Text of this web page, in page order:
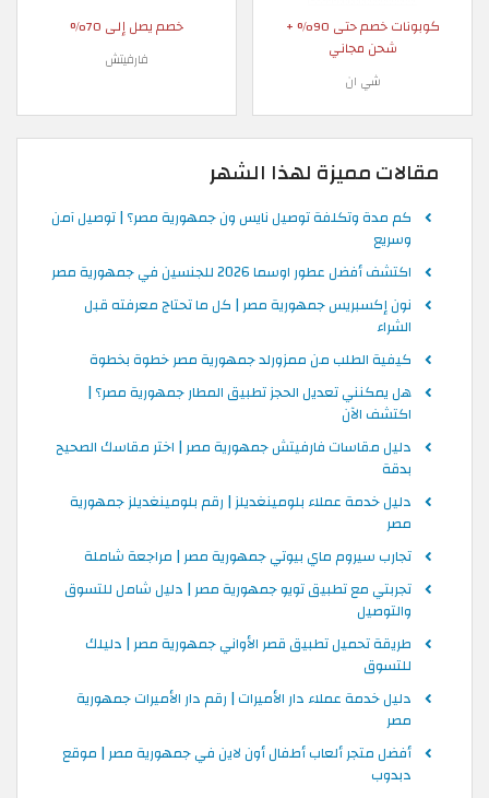
كوبونات خصم حتى 90% +
شحن مجاني
شي ان
خصم يصل إلى 70%
فارفيتش
مقالات مميزة لهذا الشهر
كم مدة وتكلفة توصيل نايس ون جمهورية مصر؟ | توصيل آمن
وسريع
اكتشف أفضل عطور اوسما 2026 للجنسين في جمهورية مصر
نون إكسبريس جمهورية مصر | كل ما تحتاج معرفته قبل
الشراء
كيفية الطلب من ممزورلد جمهورية مصر خطوة بخطوة
هل يمكنني تعديل الحجز تطبيق المطار جمهورية مصر؟ |
اكتشف الآن
دليل مقاسات فارفيتش جمهورية مصر | اختر مقاسك الصحيح
بدقة
دليل خدمة عملاء بلومينغديلز | رقم بلومينغديلز جمهورية
مصر
تجارب سيروم ماي بيوتي جمهورية مصر | مراجعة شاملة
تجربتي مع تطبيق تويو جمهورية مصر | دليل شامل للتسوق
والتوصيل
طريقة تحميل تطبيق قصر الأواني جمهورية مصر | دليلك
للتسوق
دليل خدمة عملاء دار الأميرات | رقم دار الأميرات جمهورية
مصر
أفضل متجر ألعاب أطفال أون لاين في جمهورية مصر | موقع
دبدوب